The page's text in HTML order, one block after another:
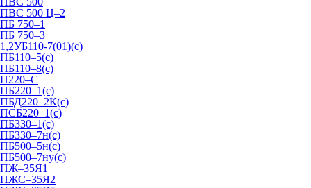
ПВС 500 Ц–2
ПБ 750–1
ПБ 750–3
1,2УБ110-7(01)(с)
ПБ110–5(с)
ПБ110–8(с)
П220–С
ПБ220–1(с)
ПБД220–2К(с)
ПСБ220–1(с)
ПБ330–1(с)
ПБ330–7н(с)
ПБ500–5н(с)
ПБ500–7ну(с)
ПЖ–35Я1
ПЖС–35Я2